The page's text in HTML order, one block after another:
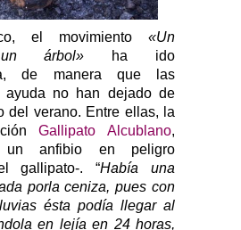
el movimiento «Un
árbol» ha ido
de manera que las
ayuda no han dejado de
del verano. Entre ellas, la
Gallipato Alcublano,
un anfibio en peligro
gallipato-. “Había una
porla ceniza, pues con
ésta podía llegar al
en lejía en 24 horas,